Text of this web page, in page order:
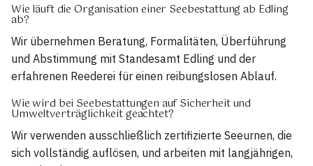
Wie läuft die Organisation einer Seebestattung ab Edling
ab?
Wir übernehmen Beratung, Formalitäten, Überführung
und Abstimmung mit Standesamt Edling und der
erfahrenen Reederei für einen reibungslosen Ablauf.
Wie wird bei Seebestattungen auf Sicherheit und
Umweltverträglichkeit geachtet?
Wir verwenden ausschließlich zertifizierte Seeurnen, die
sich vollständig auflösen, und arbeiten mit langjährigen,